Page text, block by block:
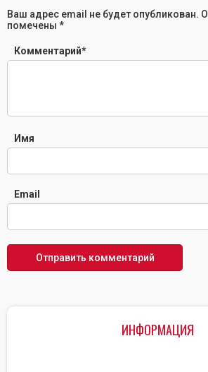
ИНФОРМАЦИЯ
Ваш адрес email не будет опубликован.
помечены *
Комментарий*
Имя
Email